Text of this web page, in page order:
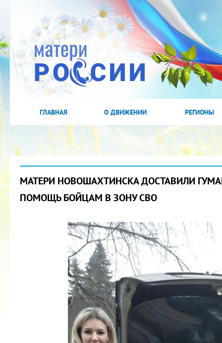
ГЛАВНАЯ О ДВИЖЕНИИ РЕГИОНЫ
МАТЕРИ НОВОШАХТИНСКА ДОСТАВИЛИ
ПОМОЩЬ БОЙЦАМ В ЗОНУ СВО
2022 ГОД ПРОВОЗГЛАШЕН ГОДОМ
МАТЕРИ В ЯКУТИИ
19.12.2021